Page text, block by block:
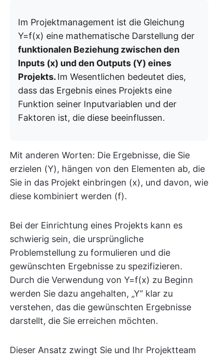
Im Projektmanagement ist die Gleichung
Y=f(x) eine mathematische Darstellung der
funktionalen Beziehung zwischen den
Inputs (x) und den Outputs (Y) eines
Projekts. Im Wesentlichen bedeutet dies,
dass das Ergebnis eines Projekts eine
Funktion seiner Inputvariablen und der
Faktoren ist, die diese beeinflussen.
Mit anderen Worten: Die Ergebnisse, die Sie
erzielen (Y), hängen von den Elementen ab, die
Sie in das Projekt einbringen (x), und davon, wie
diese kombiniert werden (f).
Bei der Einrichtung eines Projekts kann es
schwierig sein, die ursprüngliche
Problemstellung zu formulieren und die
gewünschten Ergebnisse zu spezifizieren.
Durch die Verwendung von Y=f(x) zu Beginn
werden Sie dazu angehalten, „Y“ klar zu
verstehen, das die gewünschten Ergebnisse
darstellt, die Sie erreichen möchten.
Dieser Ansatz zwingt Sie und Ihr Projektteam